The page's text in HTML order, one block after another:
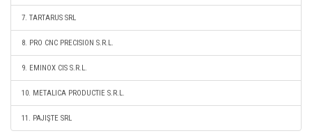
7. TARTARUS SRL
8. PRO CNC PRECISION S.R.L.
9. EMINOX CIS S.R.L.
10. METALICA PRODUCTIE S.R.L.
11. PAJIŞTE SRL